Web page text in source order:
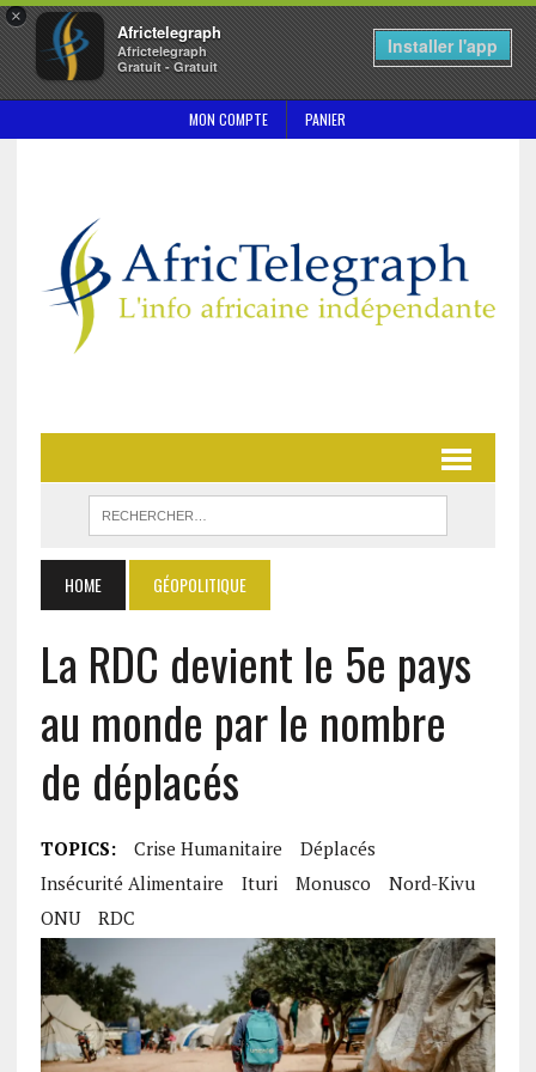
×
Africtelegraph
Africtelegraph
Gratuit - Gratuit
Installer l'app
MON COMPTE PANIER
HOME GÉOPOLITIQUE
La RDC devient le 5e pays
au monde par le nombre
de déplacés
TOPICS: Crise Humanitaire
Déplacés
Insécurité Alimentaire
Ituri Monusco
Nord-Kivu
ONU
RDC